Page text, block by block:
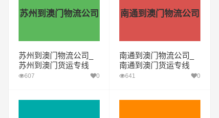
苏州到澳门物流公司
苏州到澳门物流公司_
苏州到澳门货运专线
607 0
南通到澳门物流公司
南通到澳门物流公司_
南通到澳门货运专线
641 0